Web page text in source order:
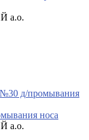
а.о.
носа
а.о.